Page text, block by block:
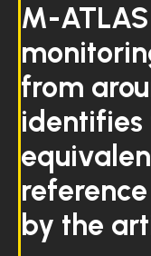
M-
from
identifies
by the